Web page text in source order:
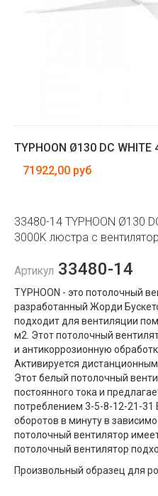
TYPHOON Ø130 DC WHITE
71922,00 руб
33480-14 TYPHOON Ø130
3000K люстра с
Артикул 33480-14
TYPHOON - это потолочный
разработанный Жорди
подходит для вентиляции
м2. Этот потолочный
и антикоррозионную
Активируется
Этот белый потолочный
постоянного тока и
потреблением 3-5-8-12-21-31
оборотов в минуту в
потолочный вентилятор
потолочный вентилятор
Произвольный образец для